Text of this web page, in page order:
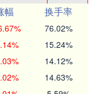
幅
换手率
76.02%
15.24%
14.12%
14.63%